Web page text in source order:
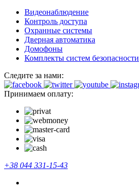
Видеонаблюдение
Контроль доступа
Охранные системы
Дверная автоматика
Домофоны
Комплекты систем безопасности
Следите за нами:
Принимаем оплату:
+38 044 331-15-43